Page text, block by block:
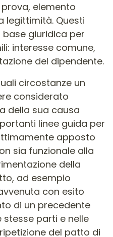
elemento
legittimità. Questi
giuridica per
interesse comune,
del dipendente.
circostanze un
considerato
della sua causa
linee guida per
apposto
sia funzionale alla
della
ad esempio
con esito
di un precedente
parti e nelle
del patto di